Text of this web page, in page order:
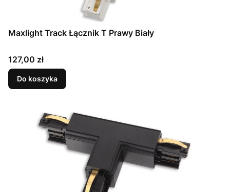
Maxlight Track Łącznik T Prawy Biały
Cena
127,00 zł
Do koszyka